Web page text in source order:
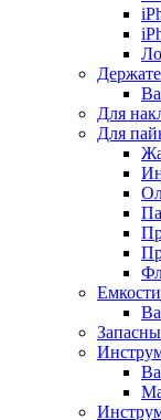
Для
Для